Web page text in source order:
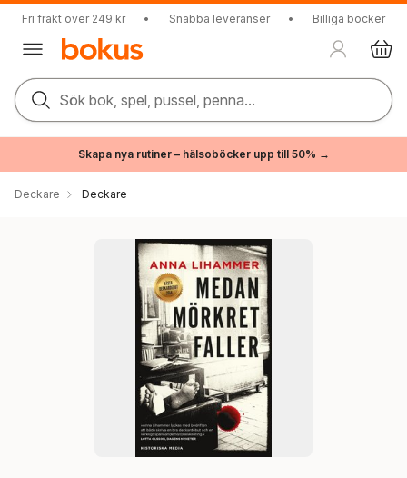
Fri frakt över 249 kr • Snabba leveranser • Billiga böcker
Sök bok, spel, pussel, penna...
Skapa nya rutiner – hälsoböcker upp till 50% →
Deckare Deckare